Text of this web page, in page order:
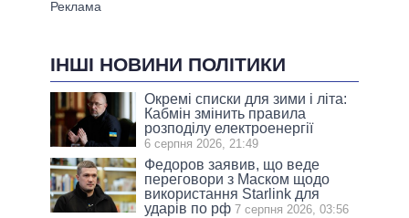
ІНШІ НОВИНИ ПОЛІТИКИ
Окремі списки для зими і літа:
Кабмін змінить правила
розподілу електроенергії
6 серпня 2026, 21:49
Федоров заявив, що веде
переговори з Маском щодо
використання Starlink для
ударів по рф 7 серпня 2026, 03:56